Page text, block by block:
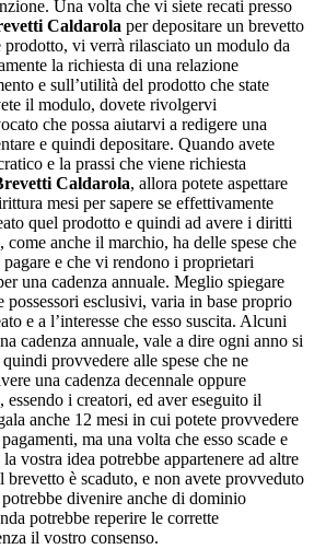
Una volta che vi siete recati presso
Caldarola per depositare un brevetto
vi verrà rilasciato un modulo da
la richiesta di una relazione
e sull’utilità del prodotto che state
il modulo, dovete rivolgervi
che possa aiutarvi a redigere una
e quindi depositare. Quando avete
e la prassi che viene richiesta
Caldarola, allora potete aspettare
mesi per sapere se effettivamente
quel prodotto e quindi ad avere i diritti
anche il marchio, ha delle spese che
e che vi rendono i proprietari
una cadenza annuale. Meglio spiegare
esclusivi, varia in base proprio
e a l’interesse che esso suscita. Alcuni
cadenza annuale, vale a dire ogni anno si
provvedere alle spese che ne
una cadenza decennale oppure
i creatori, ed aver eseguito il
anche 12 mesi in cui potete provvedere
ma una volta che esso scade e
vostra idea potrebbe appartenere ad altre
è scaduto, e non avete provveduto
divenire anche di dominio
potrebbe reperire le corrette
il vostro consenso.